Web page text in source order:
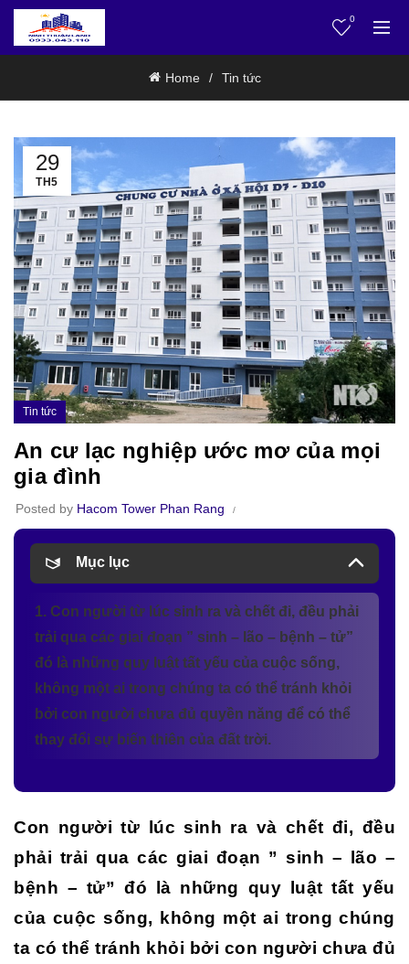
0
Home Tin tức
29
TH5
Tin tức
An cư lạc nghiệp ước mơ của mọi
gia đình
Posted by Hacom Tower Phan Rang
Mục lục
1. Con người từ lúc sinh ra và chết đi, đều phải
trải qua các giai đoạn ” sinh – lão – bệnh – tử”
đó là những quy luật tất yếu của cuộc sống,
không một ai trong chúng ta có thể tránh khỏi
bởi con người chưa đủ quyền năng để có thể
thay đổi sự biến thiên của đất trời.
Con người từ lúc sinh ra và chết đi, đều
phải trải qua các giai đoạn ” sinh – lão –
bệnh – tử” đó là những quy luật tất yếu
của cuộc sống, không một ai trong chúng
ta có thể tránh khỏi bởi con người chưa đủ